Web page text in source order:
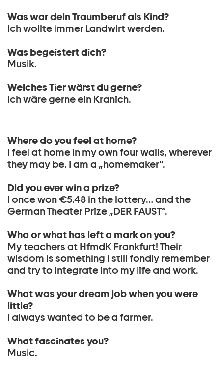
Was war dein Traumberuf als Kind?
Ich wollte immer Landwirt werden.
Was begeistert dich?
Musik.
Welches Tier wärst du gerne?
Ich wäre gerne ein Kranich.
Where do you feel at home?
I feel at home in my own four walls, wherever
they may be. I am a „homemaker“.
Did you ever win a prize?
I once won €5.48 in the lottery… and the
German Theater Prize „DER FAUST“.
Who or what has left a mark on you?
My teachers at HfmdK Frankfurt! Their
wisdom is something I still fondly remember
and try to integrate into my life and work.
What was your dream job when you were
little?
I always wanted to be a farmer.
What fascinates you?
Music.